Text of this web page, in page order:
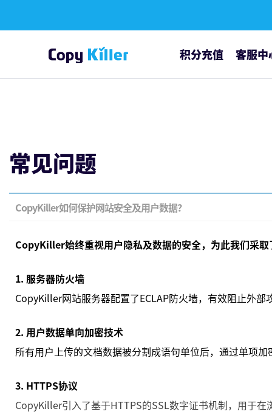
积分充值
客服中
通知公告
常见问题
CopyKiller如何保护网站安全及用户数据？